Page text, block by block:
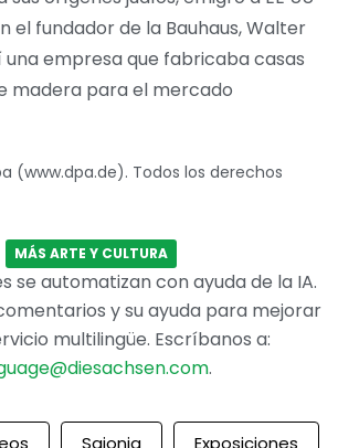
el fundador de la Bauhaus, Walter
una empresa que fabricaba casas
madera para el mercado
(www.dpa.de). Todos los derechos
MÁS ARTE Y CULTURA
se automatizan con ayuda de la IA.
y su ayuda para mejorar
multilingüe. Escríbanos a:
.
Sajonia Exposiciones